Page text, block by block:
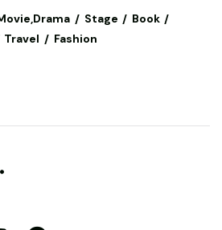
Stage
Book
Travel Fashion